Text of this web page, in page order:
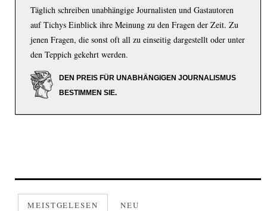
Täglich schreiben unabhängige Journalisten und Gastautoren
auf Tichys Einblick ihre Meinung zu den Fragen der Zeit. Zu
jenen Fragen, die sonst oft all zu einseitig dargestellt oder unter
den Teppich gekehrt werden.
DEN PREIS FÜR UNABHÄNGIGEN JOURNALISMUS
BESTIMMEN SIE.
MEISTGELESEN NEU